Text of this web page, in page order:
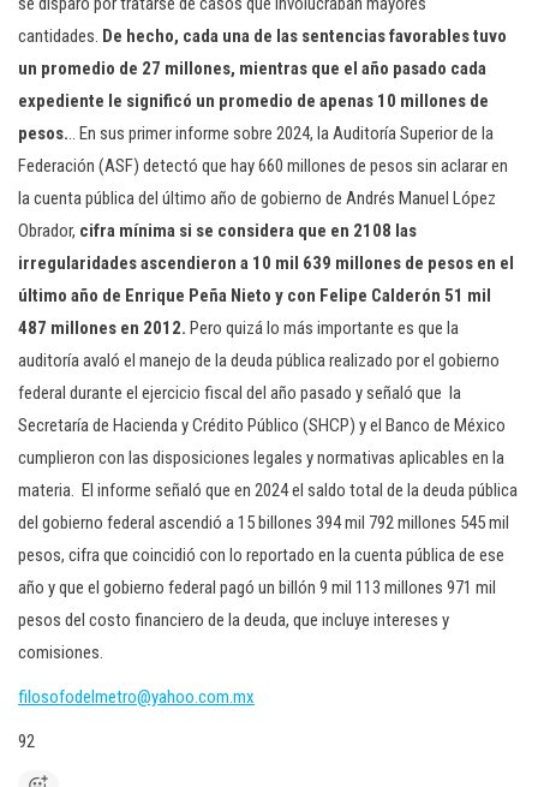
cantidades. De hecho, cada una de las sentencias favorables tuvo
un promedio de 27 millones, mientras que el año pasado cada
expediente le significó un promedio de apenas 10 millones de
pesos... En sus primer informe sobre 2024, la Auditoría Superior de la
Federación (ASF) detectó que hay 660 millones de pesos sin aclarar en
la cuenta pública del último año de gobierno de Andrés Manuel López
Obrador, cifra mínima si se considera que en 2108 las
irregularidades ascendieron a 10 mil 639 millones de pesos en el
último año de Enrique Peña Nieto y con Felipe Calderón 51 mil
487 millones en 2012. Pero quizá lo más importante es que la
auditoría avaló el manejo de la deuda pública realizado por el gobierno
federal durante el ejercicio fiscal del año pasado y señaló que la
Secretaría de Hacienda y Crédito Público (SHCP) y el Banco de México
cumplieron con las disposiciones legales y normativas aplicables en la
materia. El informe señaló que en 2024 el saldo total de la deuda pública
del gobierno federal ascendió a 15 billones 394 mil 792 millones 545 mil
pesos, cifra que coincidió con lo reportado en la cuenta pública de ese
año y que el gobierno federal pagó un billón 9 mil 113 millones 971 mil
pesos del costo financiero de la deuda, que incluye intereses y
comisiones.
filosofodelmetro@yahoo.com.mx
92